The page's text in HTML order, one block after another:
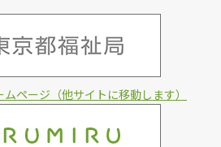
ページ（他サイトに移動します）